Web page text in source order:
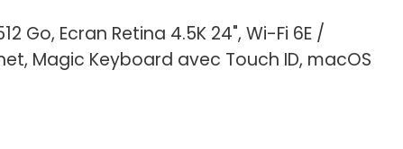
Go, Ecran Retina 4.5K 24", Wi-Fi 6E /
Magic Keyboard avec Touch ID, macOS